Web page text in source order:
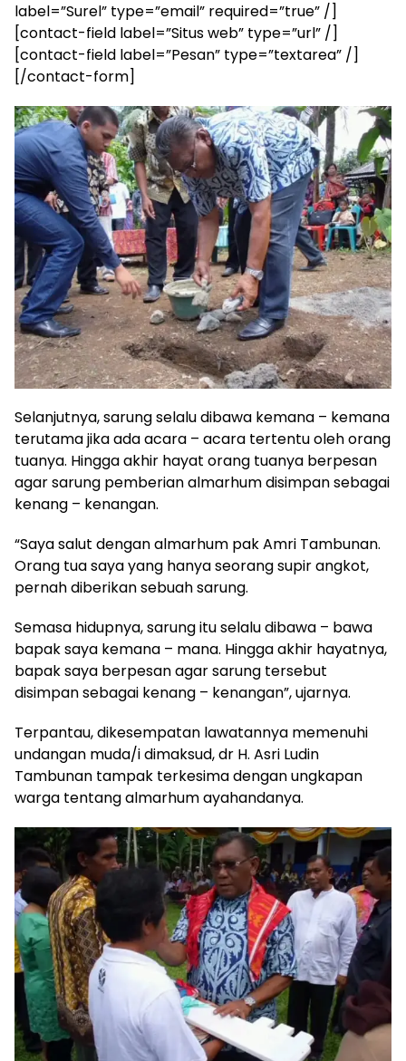
label=”Surel” type=”email” required=”true” /]
[contact-field label=”Situs web” type=”url” /]
[contact-field label=”Pesan” type=”textarea” /]
[/contact-form]
Selanjutnya, sarung selalu dibawa kemana – kemana
terutama jika ada acara – acara tertentu oleh orang
tuanya. Hingga akhir hayat orang tuanya berpesan
agar sarung pemberian almarhum disimpan sebagai
kenang – kenangan.
“Saya salut dengan almarhum pak Amri Tambunan.
Orang tua saya yang hanya seorang supir angkot,
pernah diberikan sebuah sarung.
Semasa hidupnya, sarung itu selalu dibawa – bawa
bapak saya kemana – mana. Hingga akhir hayatnya,
bapak saya berpesan agar sarung tersebut
disimpan sebagai kenang – kenangan”, ujarnya.
Terpantau, dikesempatan lawatannya memenuhi
undangan muda/i dimaksud, dr H. Asri Ludin
Tambunan tampak terkesima dengan ungkapan
warga tentang almarhum ayahandanya.